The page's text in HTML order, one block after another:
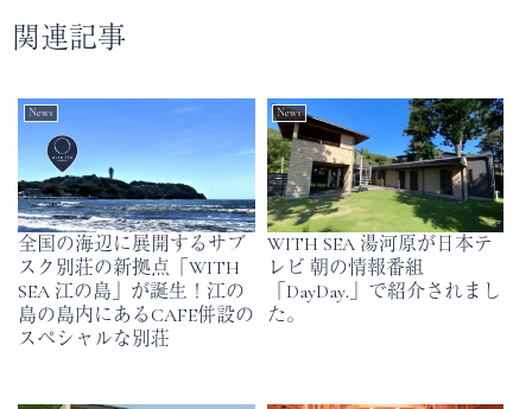
関連記事
News
全国の海辺に展開するサブ
スク別荘の新拠点「WITH
SEA 江の島」が誕生！江の
島の島内にあるCAFE併設の
スペシャルな別荘
News
WITH SEA 湯河原が日本テ
レビ 朝の情報番組
「DayDay.」で紹介されまし
た。